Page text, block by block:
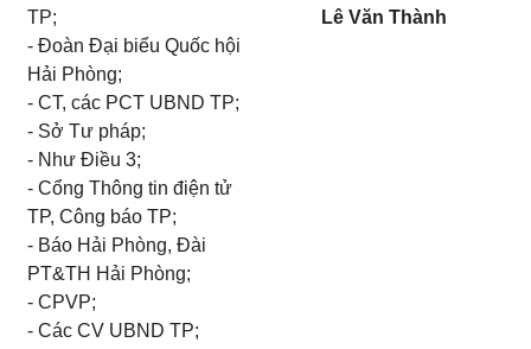
TP;
-Đoàn Đại biểu Quốc hội
Hải Phòng;
-CT, các PCT UBND TP;
- Sở Tư pháp;
- Như Điều 3;
-Cổng Thông tin điện tử
TP, Công báo TP;
- Báo Hải Phòng, Đài
PT&TH Hải Phòng;
-CPVP;
-Các CV UBND TP;
Lê Văn Thành